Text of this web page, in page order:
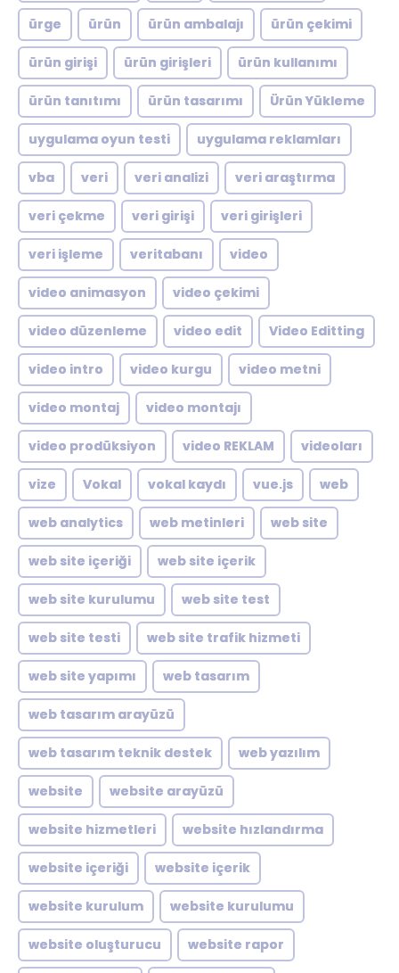
ürge ürün ürün ambalajı ürün çekimi
ürün girişi ürün girişleri ürün kullanımı
ürün tanıtımı ürün tasarımı Ürün Yükleme
uygulama oyun testi uygulama reklamları
vba veri veri analizi veri araştırma
veri çekme veri girişi veri girişleri
veri işleme veritabanı video
video animasyon video çekimi
video düzenleme video edit Video Editting
video intro video kurgu video metni
video montaj video montajı
video prodüksiyon video REKLAM videoları
vize Vokal vokal kaydı vue.js web
web analytics web metinleri web site
web site içeriği web site içerik
web site kurulumu web site test
web site testi web site trafik hizmeti
web site yapımı web tasarım
web tasarım arayüzü
web tasarım teknik destek web yazılım
website website arayüzü
website hizmetleri website hızlandırma
website içeriği website içerik
website kurulum website kurulumu
website oluşturucu website rapor